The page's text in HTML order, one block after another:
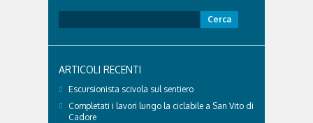
per:
ARTICOLI RECENTI
Escursionista scivola sul sentiero
Completati i lavori lungo la ciclabile a San Vito di
Cadore